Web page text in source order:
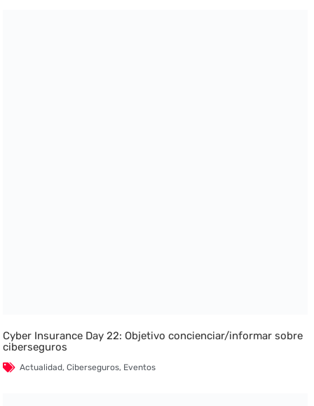
Cyber Insurance Day 22: Objetivo concienciar/informar sobre
ciberseguros
Actualidad,Ciberseguros, Eventos